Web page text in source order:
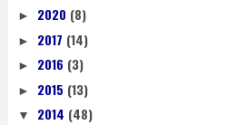
► 2020 (8)
► 2017 (14)
► 2016 (3)
► 2015 (13)
▼ 2014 (48)